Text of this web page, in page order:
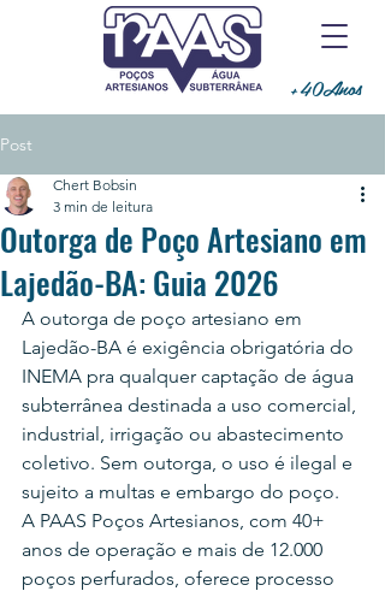
+40Anos
Post
Outorga de Poço Artesiano em
Lajedão-BA: Guia 2026
Chert Bobsin
3 min de leitura
A outorga de poço artesiano em
Lajedão-BA é exigência obrigatória do
INEMA pra qualquer captação de água
subterrânea destinada a uso comercial,
industrial, irrigação ou abastecimento
coletivo. Sem outorga, o uso é ilegal e
sujeito a multas e embargo do poço.
A PAAS Poços Artesianos, com 40+
anos de operação e mais de 12.000
poços perfurados, oferece processo